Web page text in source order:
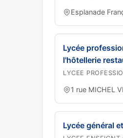
Esplanade
Lycée
l'hôtellerie
LYCEE
1 rue MICHEL
Lycée général